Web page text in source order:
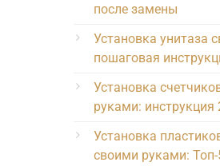
после замены
Установка унитаза
пошаговая
Установка
руками: инструкция
Установка
своими руками: